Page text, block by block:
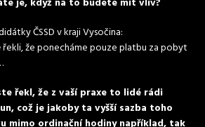
ČSSD v kraji Vysočina:
řekli, že ponecháme pouze platbu za pobyt
řekl, že z vaší praxe to lidé rádi
což je jakoby ta vyšší sazba toho